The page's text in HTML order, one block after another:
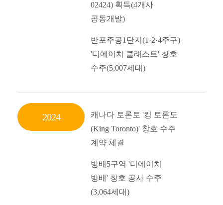
02424) 획득(4개사
공동개발)
반포주공1단지(1·2·4주구)
'디에이치 클래스트' 창호
수주(5,007세대)
2024
캐나다 토론토 '킹 토론도
(King Toronto)' 창호 수주
계약 체결
방배5구역 '디에이치
방배' 창호 공사 수주
(3,064세대)